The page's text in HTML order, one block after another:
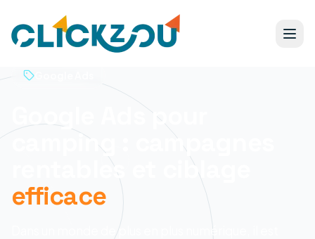
Google Ads pour
camping : campagnes
rentables et ciblage
efficace
Dans un monde de plus en plus numérique, il est